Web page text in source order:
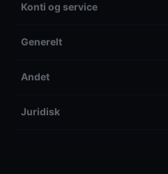
Konti og service
Generelt
Andet
Juridisk